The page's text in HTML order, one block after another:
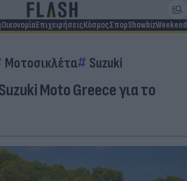
ΟικονομίαΕπιχειρήσειςΚόσμοςΣπορShowbizWeekend
Μοτοσικλέτα Suzuki
Moto Greece για το